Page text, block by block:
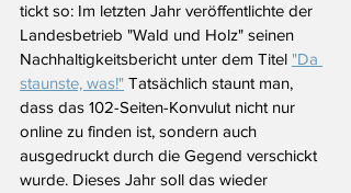
tickt so: Im letzten Jahr veröffentlichte der
Landesbetrieb "Wald und Holz" seinen
Nachhaltigkeitsbericht unter dem Titel "Da
staunste, was!" Tatsächlich staunt man,
dass das 102-Seiten-Konvulut nicht nur
online zu finden ist, sondern auch
ausgedruckt durch die Gegend verschickt
wurde. Dieses Jahr soll das wieder